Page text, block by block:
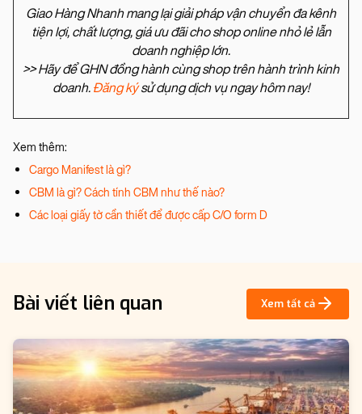
Giao Hàng Nhanh mang lại giải pháp vận chuyển đa kênh
tiện lợi, chất lượng, giá ưu đãi cho shop online nhỏ lẻ lẫn
doanh nghiệp lớn.
>> Hãy để GHN đồng hành cùng shop trên hành trình kinh
doanh. Đăng kýsử dụng dịch vụ ngay hôm nay!
Xem thêm:
Cargo Manifest là gì?
CBM là gì? Cách tính CBM như thế nào?
Các loại giấy tờ cần thiết để được cấp C/O form D
Bài viết liên quan Xem tất cả